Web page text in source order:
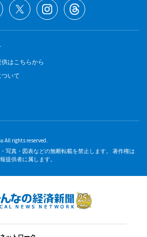
はこちらから
いて
All rights reserved.
写真・図表などの無断転載を禁止します。 著作権は
提供者に属します。